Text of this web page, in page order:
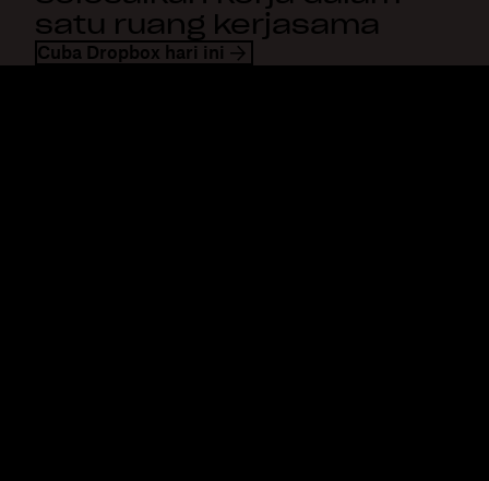
satu ruang kerjasama
Cuba Dropbox hari ini